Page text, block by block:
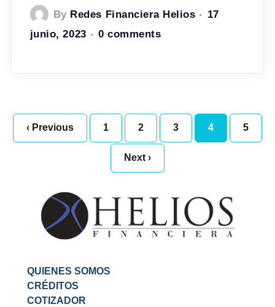
By Redes Financiera Helios
17
junio, 2023
0 comments
‹ Previous 1 2 3 4 5
Next ›
QUIENES SOMOS
CRÉDITOS
COTIZADOR